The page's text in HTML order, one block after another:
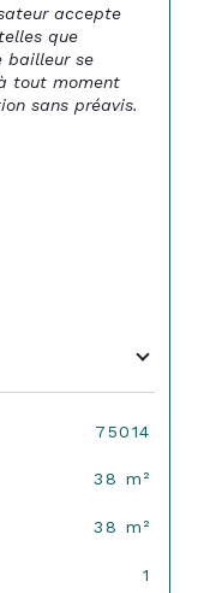
accepte
que
bailleur se
tout moment
sans préavis.
75014
38 m²
38 m²
1